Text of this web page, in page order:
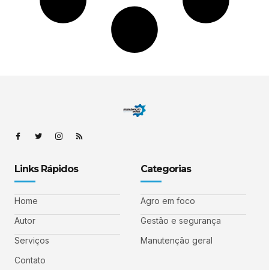
Links Rápidos
Home
Autor
Serviços
Contato
Categorias
Agro em foco
Gestão e segurança
Manutenção geral